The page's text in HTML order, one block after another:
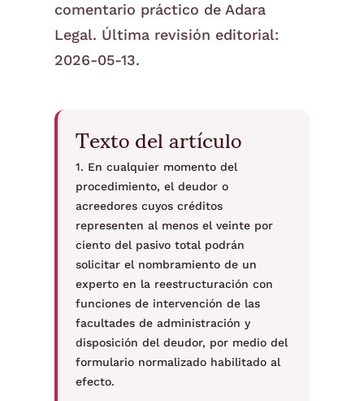
comentario práctico de Adara
Legal. Última revisión editorial:
2026-05-13.
Texto del artículo
1. En cualquier momento del
procedimiento, el deudor o
acreedores cuyos créditos
representen al menos el veinte por
ciento del pasivo total podrán
solicitar el nombramiento de un
experto en la reestructuración con
funciones de intervención de las
facultades de administración y
disposición del deudor, por medio del
formulario normalizado habilitado al
efecto.